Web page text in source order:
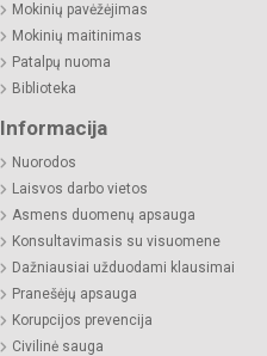
Mokinių pavėžėjimas
Mokinių maitinimas
Patalpų nuoma
Biblioteka
Informacija
Nuorodos
Laisvos darbo vietos
Asmens duomenų apsauga
Konsultavimasis su visuomene
Dažniausiai užduodami klausimai
Pranešėjų apsauga
Korupcijos prevencija
Civilinė sauga